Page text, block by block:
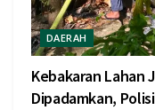
DAERAH
Kebakaran Lahan
Dipadamkan,